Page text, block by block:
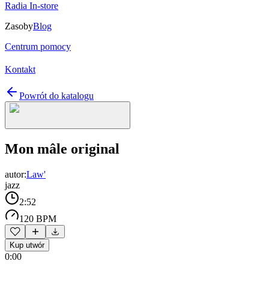
Radia In-store
ZasobyBlog
Centrum pomocy
Kontakt
Powrót do katalogu
Mon mâle original
autor:Law'
jazz
2:52
120 BPM
Kup utwór
0:00